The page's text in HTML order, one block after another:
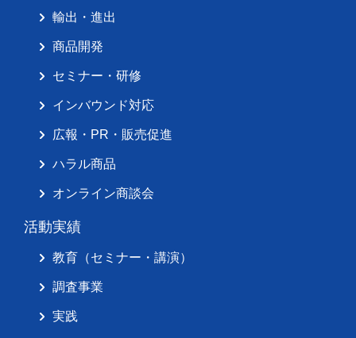
輸出・進出
商品開発
セミナー・研修
インバウンド対応
広報・PR・販売促進
ハラル商品
オンライン商談会
活動実績
教育（セミナー・講演）
調査事業
実践